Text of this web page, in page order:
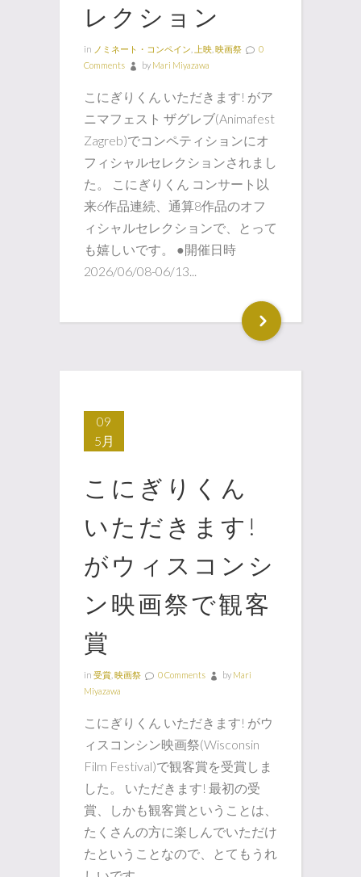
レクション
in ノミネート・コンペイン 上映 映画祭
0
Comments
by Mari Miyazawa
こにぎりくん いただきます! がア
ニマフェスト ザグレブ(Animafest
Zagreb)でコンペティションにオ
フィシャルセレクションされまし
た。 こにぎりくん コンサート以
来6作品連続、通算8作品のオフ
ィシャルセレクションで、とって
も嬉しいです。 ●開催日時
2026/06/08-06/13...
09
5月
こにぎりくん
いただきます!
がウィスコンシ
ン映画祭で観客
賞
in 受賞 映画祭 0 Comments by Mari
Miyazawa
こにぎりくん いただきます! がウ
ィスコンシン映画祭(Wisconsin
Film Festival)で観客賞を受賞しま
した。 いただきます! 最初の受
賞、しかも観客賞ということは、
たくさんの方に楽しんでいただけ
たということなので、とてもうれ